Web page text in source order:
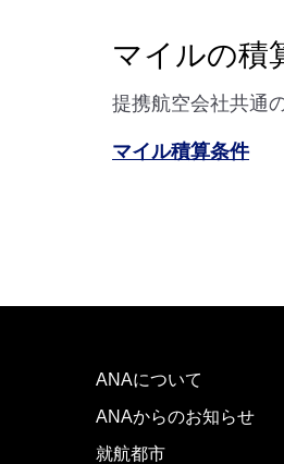
マイルの積
提携航空会社共通
マイル積算条件
ANAについて
ANAからのお知らせ
就航都市